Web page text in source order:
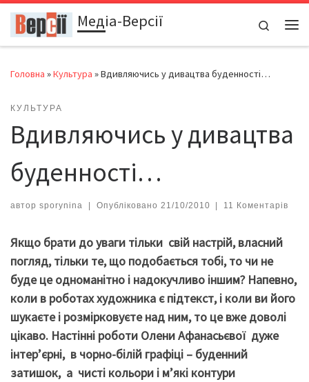
Перейти до вмістуМедіа-Версії
Search
Головна »Культура »Вдивляючись у дивацтва буденності…
КУЛЬТУРА
Вдивляючись у дивацтва
буденності…
автор sporynina | Опубліковано 21/10/2010 | 11 Коментарів
Якщо брати до уваги тільки свій настрій, власний
погляд, тільки те, що подобається тобі, то чи не
буде це одноманітно і надокучливо іншим? Напевно,
коли в роботах художника є підтекст, і коли ви його
шукаєте і розмірковуєте над ним, то це вже доволі
цікаво. Настінні роботи Олени Афанасьєвої дуже
інтер’єрні, в чорно-білій графіці – буденний
затишок, а чисті кольори і м’які контури